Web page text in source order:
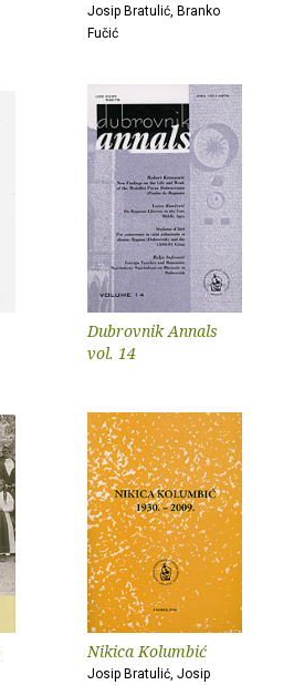
Josip Bratulić, Branko
Fučić
Dubrovnik Annals
vol. 14
Nikica Kolumbić
Josip Bratulić, Josip